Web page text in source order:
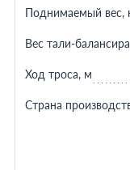
Поднимаемый вес,
Вес тали-
Ход троса, м
Страна